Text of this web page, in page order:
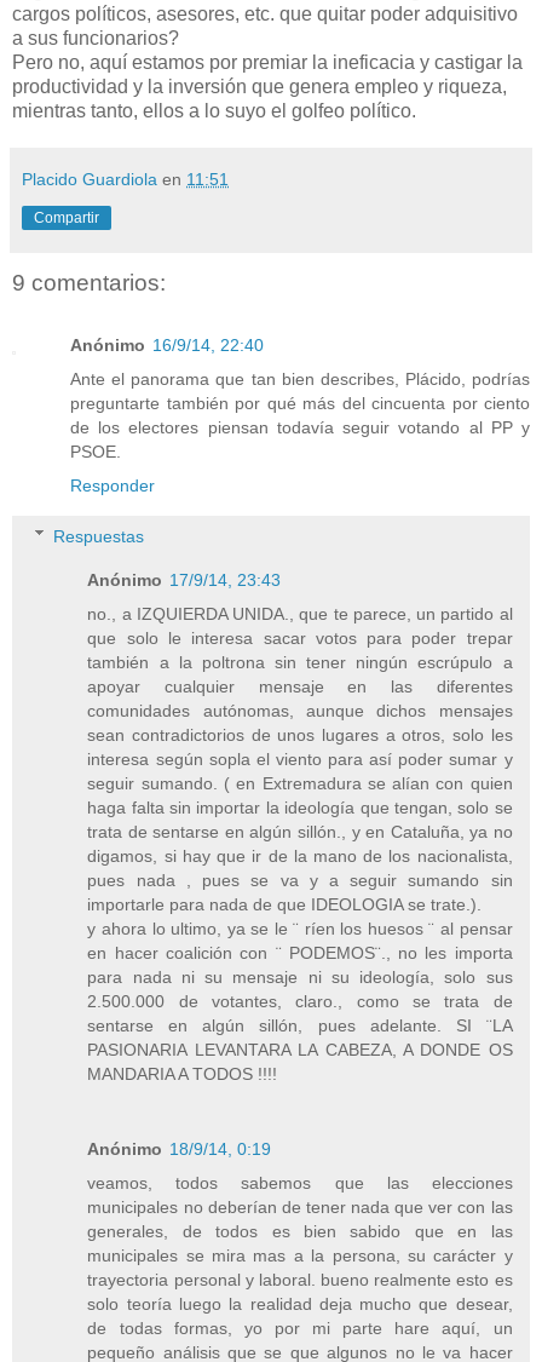
cargos políticos, asesores, etc. que quitar poder adquisitivo
a sus funcionarios?
Pero no, aquí estamos por premiar la ineficacia y castigar la
productividad y la inversión que genera empleo y riqueza,
mientras tanto, ellos a lo suyo el golfeo político.
Placido Guardiola en 11:51
Compartir
9 comentarios:
Anónimo 16/9/14, 22:40
Ante el panorama que tan bien describes, Plácido, podrías
preguntarte también por qué más del cincuenta por ciento
de los electores piensan todavía seguir votando al PP y
PSOE.
Responder
Respuestas
Anónimo 17/9/14, 23:43
no., a IZQUIERDA UNIDA., que te parece, un partido al
que solo le interesa sacar votos para poder trepar
también a la poltrona sin tener ningún escrúpulo a
apoyar cualquier mensaje en las diferentes
comunidades autónomas, aunque dichos mensajes
sean contradictorios de unos lugares a otros, solo les
interesa según sopla el viento para así poder sumar y
seguir sumando. ( en Extremadura se alían con quien
haga falta sin importar la ideología que tengan, solo se
trata de sentarse en algún sillón., y en Cataluña, ya no
digamos, si hay que ir de la mano de los nacionalista,
pues nada , pues se va y a seguir sumando sin
importarle para nada de que IDEOLOGIA se trate.).
y ahora lo ultimo, ya se le ¨ ríen los huesos ¨ al pensar
en hacer coalición con ¨ PODEMOS¨., no les importa
para nada ni su mensaje ni su ideología, solo sus
2.500.000 de votantes, claro., como se trata de
sentarse en algún sillón, pues adelante. SI ¨LA
PASIONARIA LEVANTARA LA CABEZA, A DONDE OS
MANDARIA A TODOS !!!!
Anónimo 18/9/14, 0:19
veamos, todos sabemos que las elecciones
municipales no deberían de tener nada que ver con las
generales, de todos es bien sabido que en las
municipales se mira mas a la persona, su carácter y
trayectoria personal y laboral. bueno realmente esto es
solo teoría luego la realidad deja mucho que desear,
de todas formas, yo por mi parte hare aquí, un
pequeño análisis que se que algunos no le va hacer